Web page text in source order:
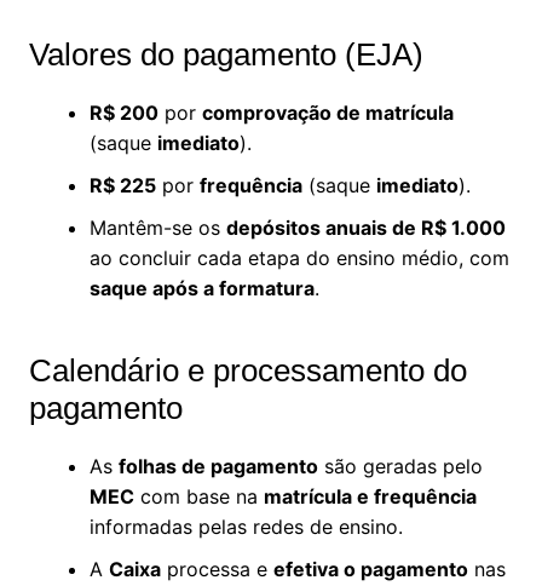
Valores do pagamento (EJA)
R$ 200por comprovação de matrícula
(saque imediato).
R$ 225por frequência(saque imediato).
Mantêm-se os depósitos anuais de R$ 1.000
ao concluir cada etapa do ensino médio, com
saque após a formatura.
Calendário e processamento do
pagamento
As folhas de pagamentosão geradas pelo
MECcom base na matrícula e frequência
informadas pelas redes de ensino.
A Caixaprocessa e efetiva o pagamentonas